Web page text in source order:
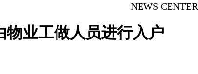
NEWS CENTER
物业工做人员进行入户